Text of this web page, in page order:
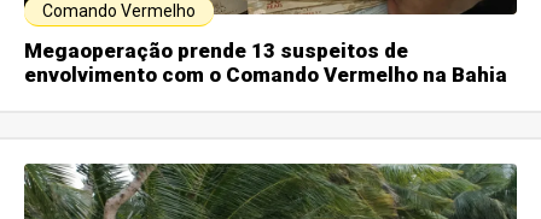
Comando Vermelho
Megaoperação prende 13 suspeitos de
envolvimento com o Comando Vermelho na Bahia